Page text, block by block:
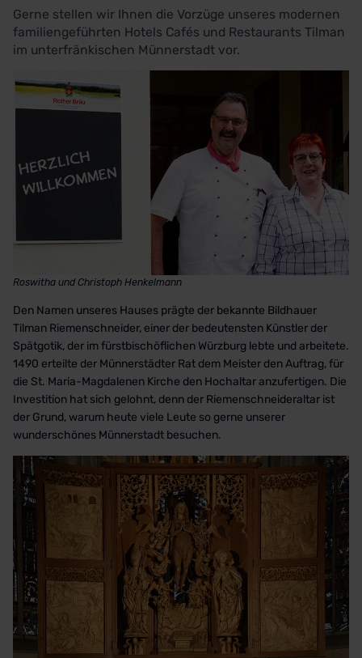
Gerne stellen wir Ihnen die Vorzüge unseres modernen
familiengeführten Hotels Cafés und Restaurants Tilman
im unterfränkischen Münnerstadt vor.
Roswitha und Christoph Henkelmann
Den Namen unseres Hauses prägte der bekannte Bildhauer
Tilman Riemenschneider, einer der bedeutensten Künstler der
Spätgotik, der im fürstbischöflichen Würzburg lebte und arbeitete.
1490 erteilte der Münnerstädter Rat dem Meister den Auftrag, für
die St. Maria-Magdalenen Kirche den Hochaltar anzufertigen. Die
Investition hat sich gelohnt, denn der Riemenschneideraltar ist
der Grund, warum heute viele Leute so gerne unserer
wunderschönes Münnerstadt besuchen.